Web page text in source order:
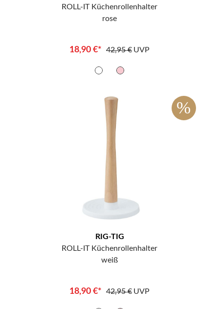
ROLL-IT Küchenrollenhalter
rose
18,90 €* 42,95 € UVP
%
RIG-TIG
ROLL-IT Küchenrollenhalter
weiß
18,90 €* 42,95 € UVP